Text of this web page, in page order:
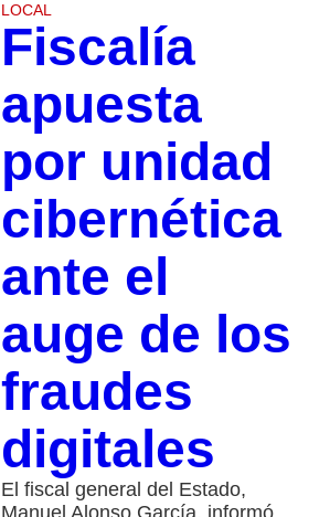
LOCAL
Fiscalía
apuesta
por unidad
cibernética
ante el
auge de los
fraudes
digitales
El fiscal general del Estado,